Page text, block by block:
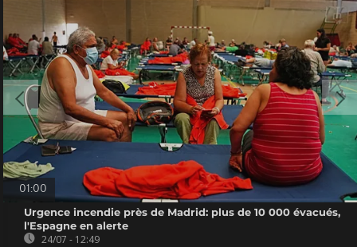
01:00
Urgence incendie près de Madrid: plus de 10 000 évacués,
l'Espagne en alerte
24/07 - 12:49